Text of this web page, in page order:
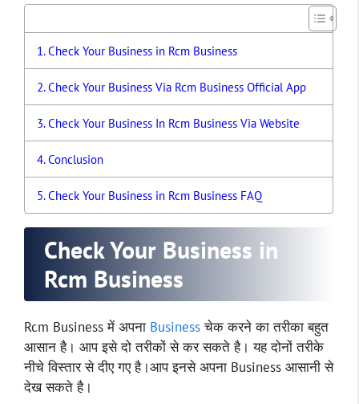
Check Your Business in Rcm Business
Check Your Business Via Rcm Business Official App
Check Your Business In Rcm Business Via Website
Conclusion
Check Your Business in Rcm Business FAQ
Check Your Business in
Rcm Business
Rcm Business में अपना Businessचेक करने का तरीका बहुत
आसान है। आप इसे दो तरीकों से कर सकते है। यह दोनों तरीके
नीचे विस्तार से दीए गए है।आप इनसे अपना Business आसानी से
देख सकते है।